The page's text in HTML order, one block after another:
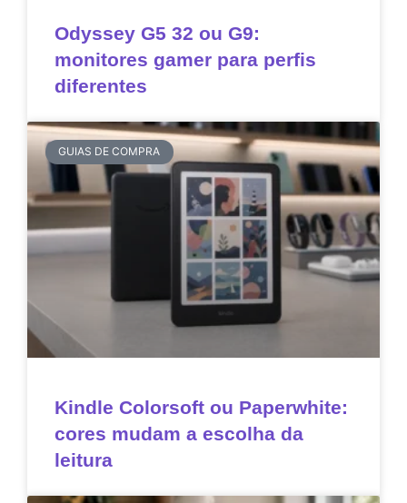
Odyssey G5 32 ou G9:
monitores gamer para perfis
diferentes
GUIAS DE COMPRA
Kindle Colorsoft ou Paperwhite:
cores mudam a escolha da
leitura